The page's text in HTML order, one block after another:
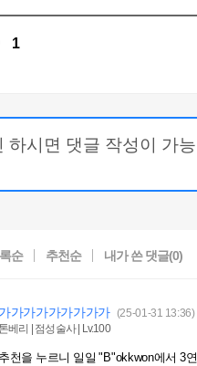
1
순 추천순 내가 쓴 댓글(0)
가가가가가가가가가 (25-01-31 13:36)
톤베리 | 점성술사 | Lv.100
추천을 누르니 일일 "B"okkwon에서 3